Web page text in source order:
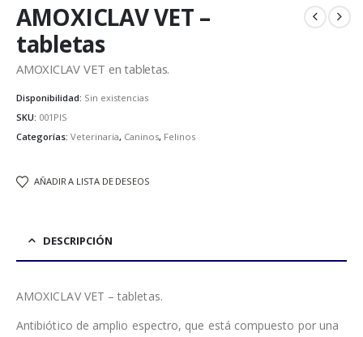
AMOXICLAV VET –
tabletas
AMOXICLAV VET en tabletas.
Disponibilidad: Sin existencias
SKU: 001PIS
Categorías: Veterinaria, Caninos, Felinos
AÑADIR A LISTA DE DESEOS
DESCRIPCIÓN
AMOXICLAV VET – tabletas.
Antibiótico de amplio espectro, que está compuesto por una